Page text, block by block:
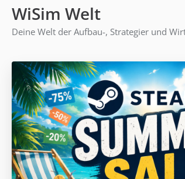
WiSim Welt
Deine Welt der Aufbau-, Strategier und